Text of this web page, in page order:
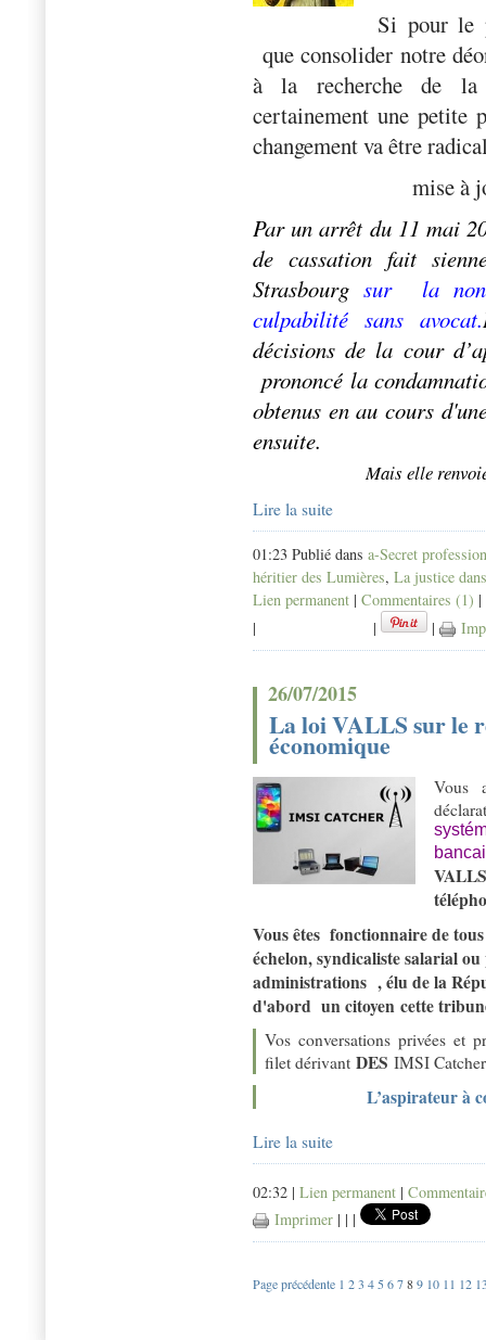
Si pour le
que consolider notre
à la recherche de la
certainement une petite
changement va être
mise à
Par un arrêt du 11 mai
de cassation fait
Strasbourg sur
la
culpabilité sans avocat.
décisions de la cour
prononcé la
obtenus en au cours
ensuite.
Mais elle
Lire la suite
01:23 Publié dans a-Secret
héritier des Lumières, La justice
Lien permanent | Commentaires (1)
|
| |
26/07/2015
La loi VALLS sur le
économique
Vous
VALLS
Vous êtes fonctionnaire de
échelon, syndicaliste salarial
administrations , élu de la
d'abord un citoyen cette
Vos conversations privées et
filet dérivant DES IMSI
L’aspirateur à
Lire la suite
02:32 | Lien permanent |
Imprimer | | |
Page précédente 1 23 4 5 6789 10 11 12